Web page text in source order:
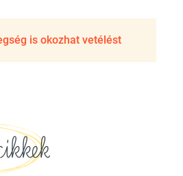
is okozhat vetélést